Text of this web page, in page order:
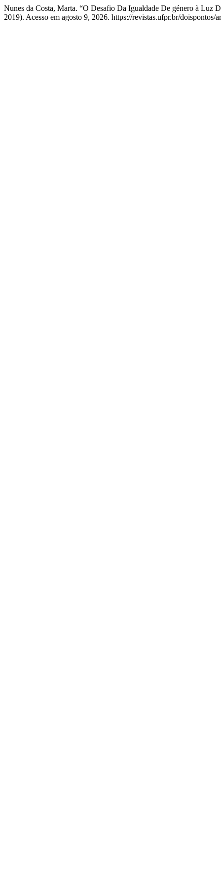
Nunes da Costa, Marta. “O Desafio Da Igualdade De género à Luz
2019). Acesso em agosto 9, 2026. https://revistas.ufpr.br/doispontos/